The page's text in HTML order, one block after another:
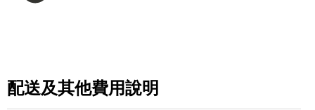
配送及其他費用說明